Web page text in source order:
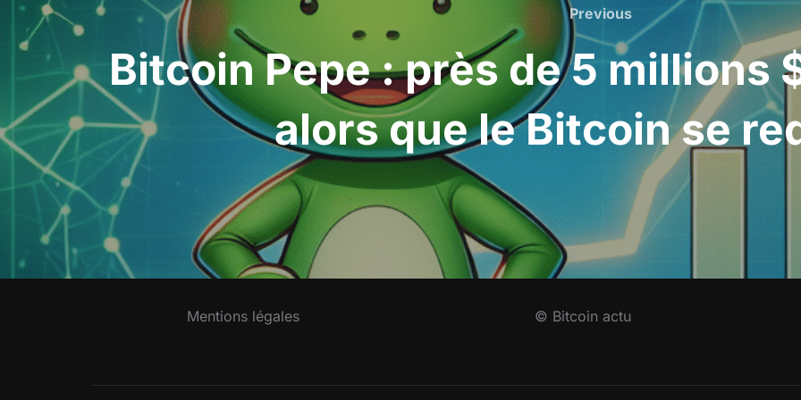
Previous
Previous
Bitcoin Pepe : près de 5 millions
alors que le Bitcoin se
Mentions légales © Bitcoin actu